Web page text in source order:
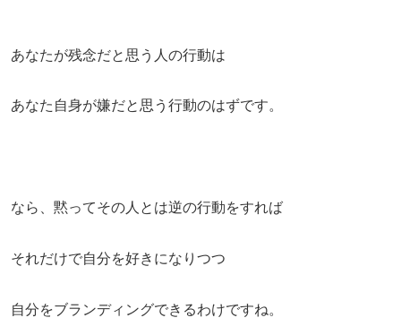
あなたが残念だと思う人の行動は
あなた自身が嫌だと思う行動のはずです。
なら、黙ってその人とは逆の行動をすれば
それだけで自分を好きになりつつ
自分をブランディングできるわけですね。